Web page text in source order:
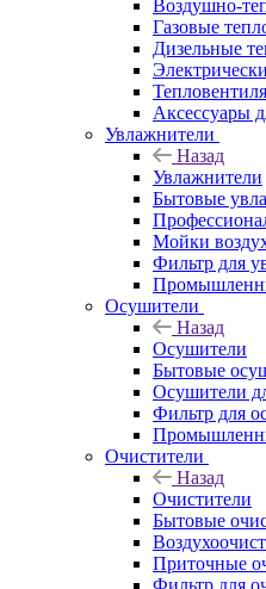
Воздушно-
Газовые
Дизельные
Аксессуары
Увлажнители
Назад
Увлажнители
Бытовые
Мойки
Фильтр для
Осушители
Назад
Осушители
Бытовые
Осушители
Фильтр для
Очистители
Назад
Очистители
Бытовые
Приточные
Фильтр для